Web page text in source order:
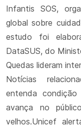
Infantis SOS,
global sobre
estudo foi
DataSUS, do
Quedas lideram
Notícias
entenda
avança no
velhos.Unicef